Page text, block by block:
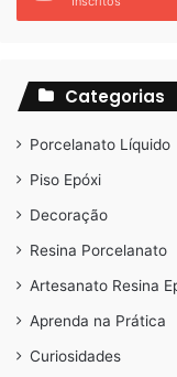
Categorias
Porcelanato Líquido
Piso Epóxi
Decoração
Resina Porcelanato
Artesanato Resina
Aprenda na Prática
Curiosidades